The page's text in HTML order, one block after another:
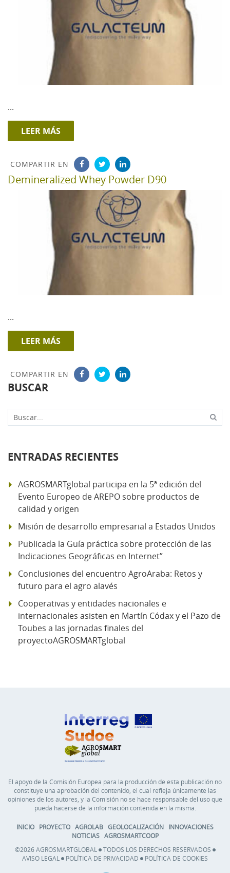
...
LEER MÁS
COMPARTIR EN
Demineralized Whey Powder D90
...
LEER MÁS
COMPARTIR EN
BUSCAR
Buscar...
ENTRADAS RECIENTES
AGROSMARTglobal participa en la 5ª edición del
Evento Europeo de AREPO sobre productos de
calidad y origen
Misión de desarrollo empresarial a Estados Unidos
Publicada la Guía práctica sobre protección de las
Indicaciones Geográficas en Internet”
Conclusiones del encuentro AgroAraba: Retos y
futuro para el agro alavés
Cooperativas y entidades nacionales e
internacionales asisten en Martín Códax y el Pazo de
Toubes a las jornadas finales del
proyectoAGROSMARTglobal
El apoyo de la Comisión Europea para la producción de esta publicación no
constituye una aprobación del contenido, el cual refleja únicamente las
opiniones de los autores, y la Comisión no se hace responsable del uso que
pueda hacerse de la información contenida en la misma.
INICIO PROYECTO AGROLAB GEOLOCALIZACIÓN
INNOVACIONES
NOTICIAS AGROSMARTCOOP
©2026 AGROSMARTGLOBAL
TODOS LOS DERECHOS RESERVADOS
AVISO LEGAL
POLÍTICA DE PRIVACIDAD POLÍTICA DE COOKIES